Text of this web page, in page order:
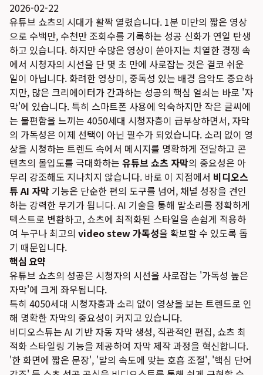
2026-02-22
유튜브 쇼츠의 시대가 활짝 열렸습니다. 1분 미만의 짧은 영상
으로 수백만, 수천만 조회수를 기록하는 성공 신화가 연일 탄생
하고 있습니다. 하지만 수많은 영상이 쏟아지는 치열한 경쟁 속
에서 시청자의 시선을 단 몇 초 만에 사로잡는 것은 결코 쉬운
일이 아닙니다. 화려한 영상미, 중독성 있는 배경 음악도 중요하
지만, 많은 크리에이터가 간과하는 성공의 핵심 열쇠는 바로 '자
막'에 있습니다. 특히 스마트폰 사용에 익숙하지만 작은 글씨에
는 불편함을 느끼는 4050세대 시청자층이 급부상하면서, 자막
의 가독성은 이제 선택이 아닌 필수가 되었습니다. 소리 없이 영
상을 시청하는 트렌드 속에서 메시지를 명확하게 전달하고 콘
텐츠의 몰입도를 극대화하는 유튜브 쇼츠 자막의 중요성은 아
무리 강조해도 지나치지 않습니다. 바로 이 지점에서 비디오스
튜 AI 자막 기능은 단순한 편의 도구를 넘어, 채널 성장을 견인
하는 강력한 무기가 됩니다. AI 기술을 통해 말소리를 정확하게
텍스트로 변환하고, 쇼츠에 최적화된 스타일을 손쉽게 적용하
여 누구나 최고의 video stew 가독성을 확보할 수 있도록 돕
기 때문입니다.
핵심 요약
유튜브 쇼츠의 성공은 시청자의 시선을 사로잡는 '가독성 높은
자막'에 크게 좌우됩니다.
특히 4050세대 시청자층과 소리 없이 영상을 보는 트렌드로 인
해 명확한 자막의 중요성이 커지고 있습니다.
비디오스튜는 AI 기반 자동 자막 생성, 직관적인 편집, 쇼츠 최
적화 스타일링 기능을 제공하여 자막 제작 과정을 혁신합니다.
'한 화면에 짧은 문장', '말의 속도에 맞는 호흡 조절', '핵심 단어